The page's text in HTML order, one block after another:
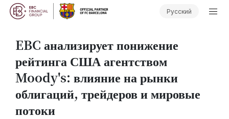
Русский
EBC анализирует понижение
рейтинга США агентством
Moody's: влияние на рынки
облигаций, трейдеров и мировые
потоки